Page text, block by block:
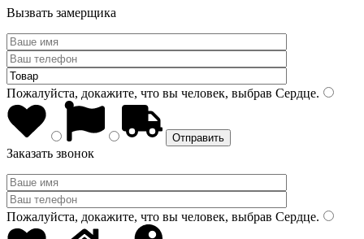
Вызвать замерщика
Пожалуйста, докажите, что вы человек, выбрав Сердце.
Заказать звонок
Пожалуйста, докажите, что вы человек, выбрав Сердце.